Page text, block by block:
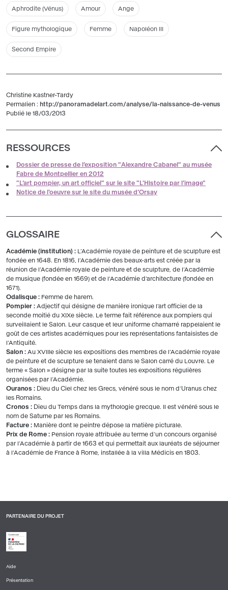
Aphrodite (Vénus) Amour Ange
Figure mythologique Femme Napoléon III
Second Empire
Christine Kastner-Tardy
Permalien : http://panoramadelart.com/analyse/la-naissance-de-venus
Publié le 18/03/2013
RESSOURCES
Dossier de presse de l’exposition "Alexandre Cabanel" au musée
Fabre de Montpellier en 2012
"L’art pompier, un art officiel" sur le site "L'Histoire par l’image"
Notice de l'oeuvre sur le site du musée d’Orsay
GLOSSAIRE
Académie (institution) : L’Académie royale de peinture et de sculpture est
fondée en 1648. En 1816, l'Académie des beaux-arts est créée par la
réunion de l’Académie royale de peinture et de sculpture, de l’Académie
de musique (fondée en 1669) et de l’Académie d’architecture (fondée en
1671).
Odalisque : Femme de harem.
Pompier : Adjectif qui désigne de manière ironique l’art officiel de la
seconde moitié du XIXe siècle. Le terme fait référence aux pompiers qui
surveillaient le Salon. Leur casque et leur uniforme chamarré rappelaient le
goût de ces artistes académiques pour les représentations fantaisistes de
l’Antiquité.
Salon : Au XVIIIe siècle les expositions des membres de l’Académie royale
de peinture et de sculpture se tenaient dans le Salon carré du Louvre. Le
terme « Salon » désigne par la suite toutes les expositions régulières
organisées par l’Académie.
Ouranos : Dieu du Ciel chez les Grecs, vénéré sous le nom d’Uranus chez
les Romains.
Cronos : Dieu du Temps dans la mythologie grecque. Il est vénéré sous le
nom de Saturne par les Romains.
Facture : Manière dont le peintre dépose la matière picturale.
Prix de Rome : Pension royale attribuée au terme d’un concours organisé
par l’Académie à partir de 1663 et qui permettait aux lauréats de séjourner
à l’Académie de France à Rome, installée à la villa Médicis en 1803.
PARTENAIRE DU PROJET
DE
Aide
Présentation